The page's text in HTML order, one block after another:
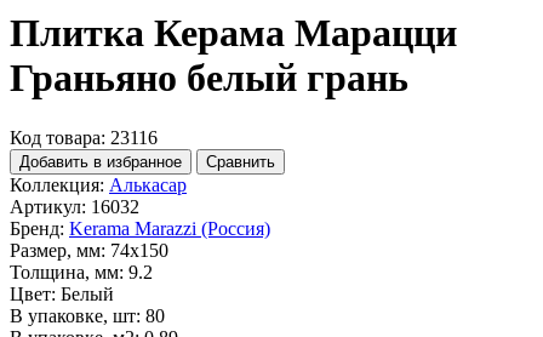
Плитка Керама Марацци
Граньяно белый грань
Код товара: 23116
Добавить в избранное Сравнить
Коллекция: Алькасар
Артикул: 16032
Бренд: Kerama Marazzi (Россия)
Размер, мм: 74x150
Толщина, мм: 9.2
Цвет: Белый
В упаковке, шт: 80